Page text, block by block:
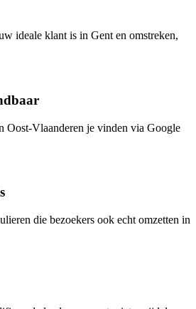
ideale klant is in Gent en omstreken,
Oost-Vlaanderen je vinden via Google
die bezoekers ook echt omzetten in